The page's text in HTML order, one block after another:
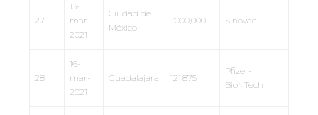
27
13-
mar-
2021
Ciudad de
México
1’000,000 Sinovac
28
16-
mar-
2021
Guadalajara 121,875
Pfizer-
BioNTech